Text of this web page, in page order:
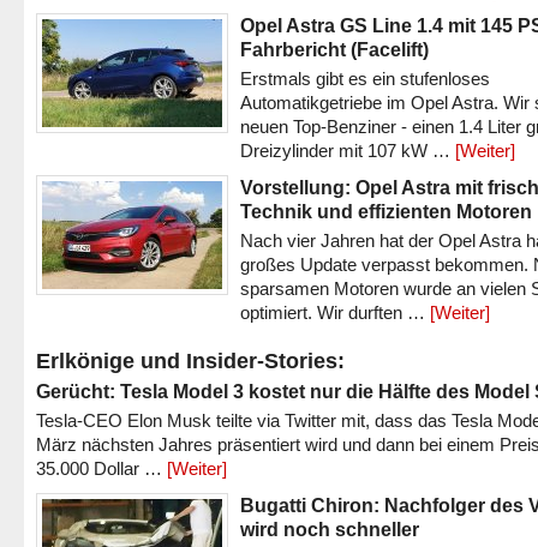
Opel Astra GS Line 1.4 mit 145
Fahrbericht (Facelift)
Erstmals gibt es ein stufenloses
Automatikgetriebe im Opel Astra. Wir
neuen Top-Benziner - einen 1.4 Liter
Dreizylinder mit 107 kW … [Weiter]
Vorstellung: Opel Astra mit
Technik und effizienten Motoren
Nach vier Jahren hat der Opel Astra
großes Update verpasst bekommen.
sparsamen Motoren wurde an vielen
optimiert. Wir durften … [Weiter]
Erlkönige und Insider-Stories:
Gerücht: Tesla Model 3 kostet nur die Hälfte des Model
Tesla-CEO Elon Musk teilte via Twitter mit, dass das Tesla
März nächsten Jahres präsentiert wird und dann bei einem
35.000 Dollar … [Weiter]
Bugatti Chiron: Nachfolger des
wird noch schneller